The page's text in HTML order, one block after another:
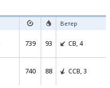
Ветер
739 93 СВ, 4
740 88 ССВ, 3